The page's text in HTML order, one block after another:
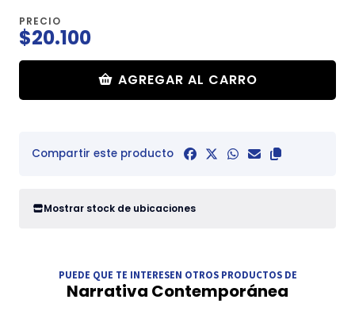
PRECIO
$20.100
AGREGAR AL CARRO
Compartir este producto
Mostrar stock de ubicaciones
PUEDE QUE TE INTERESEN OTROS PRODUCTOS DE
Narrativa Contemporánea